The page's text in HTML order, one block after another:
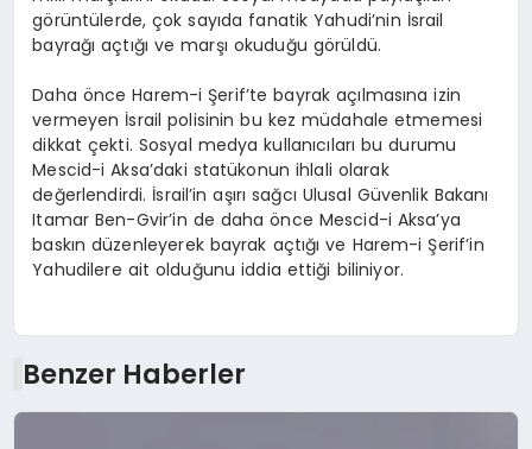
görüntülerde, çok sayıda fanatik Yahudi’nin İsrail
bayrağı açtığı ve marşı okuduğu görüldü.
Daha önce Harem-i Şerif’te bayrak açılmasına izin
vermeyen İsrail polisinin bu kez müdahale etmemesi
dikkat çekti. Sosyal medya kullanıcıları bu durumu
Mescid-i Aksa’daki statükonun ihlali olarak
değerlendirdi. İsrail’in aşırı sağcı Ulusal Güvenlik Bakanı
Itamar Ben-Gvir’in de daha önce Mescid-i Aksa’ya
baskın düzenleyerek bayrak açtığı ve Harem-i Şerif’in
Yahudilere ait olduğunu iddia ettiği biliniyor.
Benzer Haberler